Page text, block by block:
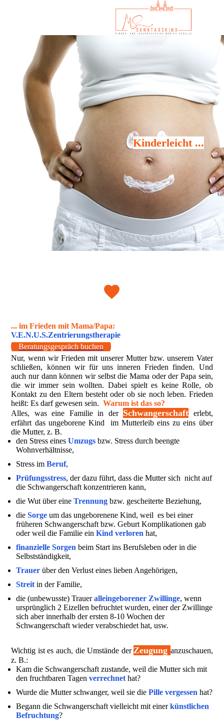
Kinderleicht ...
... im Frieden mit Mama/Papa:
V.E.N.U.S.Zentrierungstherapie
Beratungsgespräch buchen
Nur, wenn wir Frieden mit unserer Mutter bzw. unserem Vater
schließen, können wir für uns inneren Frieden finden. Und
auch nur dann können wir selbst die Mama oder der Papa sein,
die wir immer sein wollten. Dabei spielt es keine Rolle, ob
Kontakt zu den Eltern besteht oder ob sie noch leben. Frieden
heißt: Es darf gewesen sein.Warum ist das so?
Alles, was eine Familie in der Schwangerschaft erlebt,
erfährt das ungeborene Kind im Mutterleib eins zu eins über
die Mutter, z. B.
den Stress einesUmzugsbzw. Stress durch beengte
Wohnverhältnisse,
Stress imBeruf,
Prüfungsstress, der dazu führt, dass die Mutter sich nicht auf
die Schwangerschaft konzentrieren kann,
die Wut über eineTrennung bzw. gescheiterte Beziehung,
dieSorge um das ungeborenene Kind, weil es bei einer
früheren Schwangerschaft bzw. Geburt Komplikationen gab
oder weil die Familie einKind verloren hat,
finanzielle Sorgen beim Start ins Berufsleben oder in die
Selbstständigkeit,
Trauer über den Verlust eines lieben Angehörigen,
Streit in der Familie,
die (unbewusste) Traueralleingeborener Zwillinge, wenn
ursprünglich 2 Eizellen befruchtet wurden, einer der Zwillinge
sich aber innerhalb der ersten 8-10 Wochen der
Schwangerschaft wieder verabschiedet hat, usw.
Wichtig ist es auch, die Umstände derZeugung anzuschauen,
z. B.:
Kam die Schwangerschaft zustande, weil die Mutter sich mit
den fruchtbaren Tagenverrechnet hat?
Wurde die Mutter schwanger, weil sie diePille vergessenhat?
Begann die Schwangerschaft vielleicht mit einerkünstlichen
Befruchtung?